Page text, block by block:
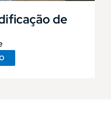
de